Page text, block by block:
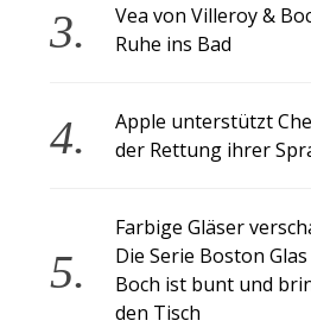
Vea von Villeroy &
Ruhe ins Bad
Apple unterstützt
der Rettung ihrer
Farbige Gläser
Die Serie Boston
Boch ist bunt und
den Tisch